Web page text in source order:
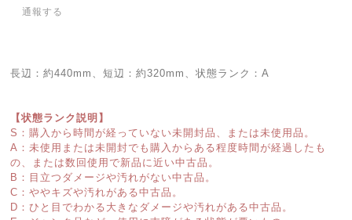
通報する
長辺：約440mm、短辺：約320mm、状態ランク：A
【状態ランク説明】
S：購入から時間が経っていない未開封品、または未使用品。
A：未使用または未開封でも購入からある程度時間が経過したも
の、または数回使用で新品に近い中古品。
B：目立つダメージや汚れがない中古品。
C：ややキズや汚れがある中古品。
D：ひと目でわかる大きなダメージや汚れがある中古品。